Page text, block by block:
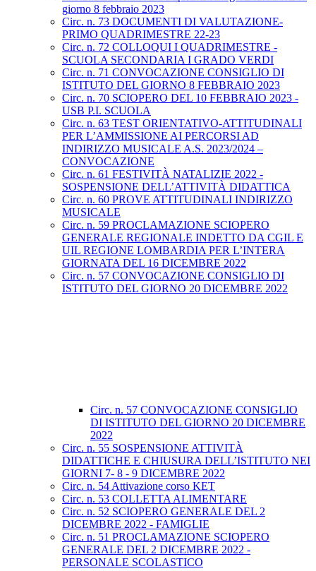
giorno 8 febbraio 2023
Circ. n. 73 DOCUMENTI DI VALUTAZIONE-
PRIMO QUADRIMESTRE 22-23
Circ. n. 72 COLLOQUI I QUADRIMESTRE -
SCUOLA SECONDARIA I GRADO VERDI
Circ. n. 71 CONVOCAZIONE CONSIGLIO DI
ISTITUTO DEL GIORNO 8 FEBBRAIO 2023
Circ. n. 70 SCIOPERO DEL 10 FEBBRAIO 2023 -
USB P.I. SCUOLA
Circ. n. 63 TEST ORIENTATIVO-ATTITUDINALI
PER L’AMMISSIONE AI PERCORSI AD
INDIRIZZO MUSICALE A.S. 2023/2024 –
CONVOCAZIONE
Circ. n. 61 FESTIVITÀ NATALIZIE 2022 -
SOSPENSIONE DELL’ATTIVITÀ DIDATTICA
Circ. n. 60 PROVE ATTITUDINALI INDIRIZZO
MUSICALE
Circ. n. 59 PROCLAMAZIONE SCIOPERO
GENERALE REGIONALE INDETTO DA CGIL E
UIL REGIONE LOMBARDIA PER L’INTERA
GIORNATA DEL 16 DICEMBRE 2022
Circ. n. 57 CONVOCAZIONE CONSIGLIO DI
ISTITUTO DEL GIORNO 20 DICEMBRE 2022
Circ. n. 57 CONVOCAZIONE CONSIGLIO
DI ISTITUTO DEL GIORNO 20 DICEMBRE
2022
Circ. n. 55 SOSPENSIONE ATTIVITÀ
DIDATTICHE E CHIUSURA DELL’ISTITUTO NEI
GIORNI 7- 8 - 9 DICEMBRE 2022
Circ. n. 54 Attivazione corso KET
Circ. n. 53 COLLETTA ALIMENTARE
Circ. n. 52 SCIOPERO GENERALE DEL 2
DICEMBRE 2022 - FAMIGLIE
Circ. n. 51 PROCLAMAZIONE SCIOPERO
GENERALE DEL 2 DICEMBRE 2022 -
PERSONALE SCOLASTICO